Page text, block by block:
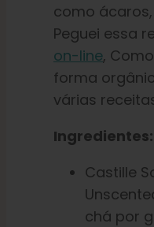
como
Peguei essa
on-line,
forma
várias
Ingredientes:
Castille
chá por